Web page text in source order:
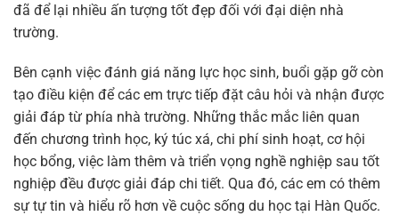
đã để lại nhiều ấn tượng tốt đẹp đối với đại diện nhà
trường.
Bên cạnh việc đánh giá năng lực học sinh, buổi gặp gỡ còn
tạo điều kiện để các em trực tiếp đặt câu hỏi và nhận được
giải đáp từ phía nhà trường. Những thắc mắc liên quan
đến chương trình học, ký túc xá, chi phí sinh hoạt, cơ hội
học bổng, việc làm thêm và triển vọng nghề nghiệp sau tốt
nghiệp đều được giải đáp chi tiết. Qua đó, các em có thêm
sự tự tin và hiểu rõ hơn về cuộc sống du học tại Hàn Quốc.